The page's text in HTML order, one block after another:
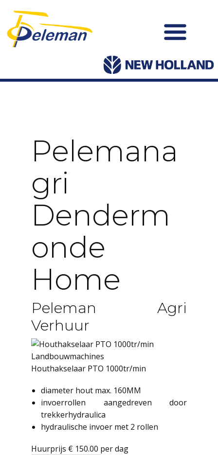
Pelemana
Gri
Denderm
Onde
Home
Peleman Agri
Verhuur
Landbouwmachines
Houthakselaar PTO 1000tr/min
diameter hout max. 160MM
invoerrollen aangedreven door
trekkerhydraulica
hydraulische invoer met 2 rollen
Huurprijs € 150.00 per dag